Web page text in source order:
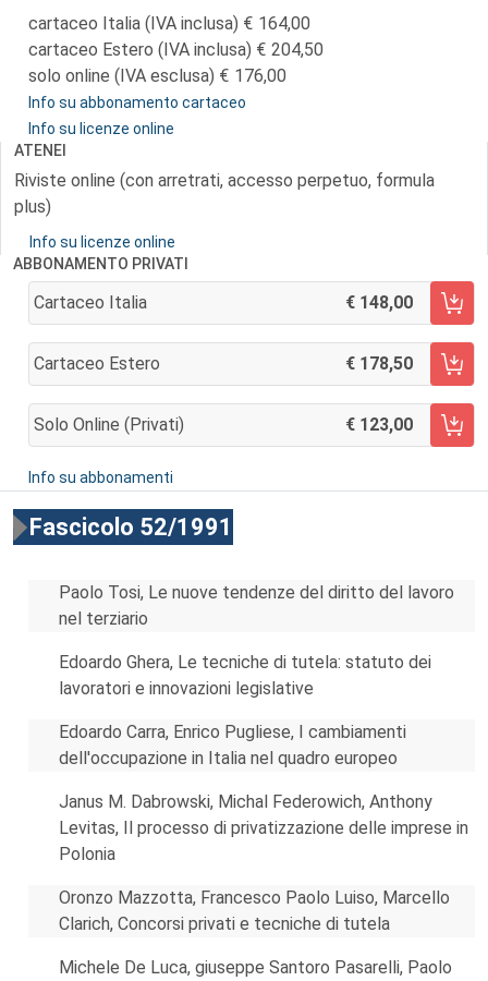
cartaceo Italia (IVA inclusa)
164,00
cartaceo Estero (IVA inclusa)
204,50
solo online (IVA esclusa)
176,00
Info su abbonamento cartaceo
Info su licenze online
ATENEI
Riviste online (con arretrati, accesso perpetuo, formula
plus)
Info su licenze online
ABBONAMENTO PRIVATI
Cartaceo Italia 148,00
AGGIUNGI AL CARRELLO
Cartaceo Estero 178,50
AGGIUNGI AL CARRELLO
Solo Online (privati) 123,00
AGGIUNGI AL CARRELLO
Info su abbonamenti
Fascicolo 52/1991
Paolo Tosi, Le nuove tendenze del diritto del lavoro
nel terziario
Edoardo Ghera, Le tecniche di tutela: statuto dei
lavoratori e innovazioni legislative
Edoardo Carra, Enrico Pugliese, I cambiamenti
dell'occupazione in Italia nel quadro europeo
Janus M. Dabrowski, Michal Federowich, Anthony
Levitas, Il processo di privatizzazione delle imprese in
Polonia
Oronzo Mazzotta, Francesco Paolo Luiso, Marcello
Clarich, Concorsi privati e tecniche di tutela
Michele De Luca, giuseppe Santoro Pasarelli, Paolo